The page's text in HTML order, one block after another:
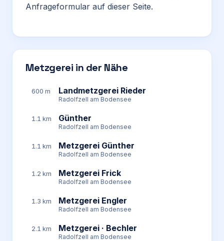
Anfrageformular auf dieser Seite.
Metzgerei in der Nähe
600 m Landmetzgerei Rieder
Radolfzell am Bodensee
1.1 km Günther
Radolfzell am Bodensee
1.1 km Metzgerei Günther
Radolfzell am Bodensee
1.2 km Metzgerei Frick
Radolfzell am Bodensee
1.3 km Metzgerei Engler
Radolfzell am Bodensee
2.1 km Metzgerei · Bechler
Radolfzell am Bodensee